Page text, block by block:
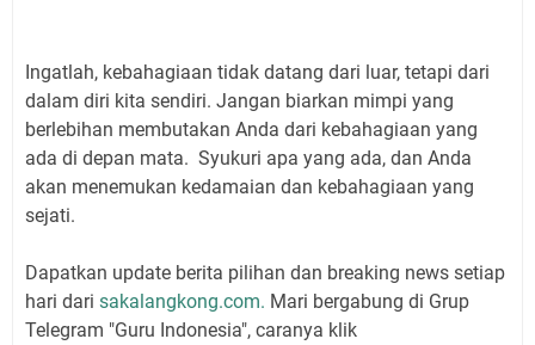
Ingatlah, kebahagiaan tidak datang dari luar, tetapi dari
dalam diri kita sendiri. Jangan biarkan mimpi yang
berlebihan membutakan Anda dari kebahagiaan yang
ada di depan mata. Syukuri apa yang ada, dan Anda
akan menemukan kedamaian dan kebahagiaan yang
sejati.
Dapatkan update berita pilihan dan breaking news setiap
hari dari sakalangkong.com. Mari bergabung di Grup
Telegram "Guru Indonesia", caranya klik